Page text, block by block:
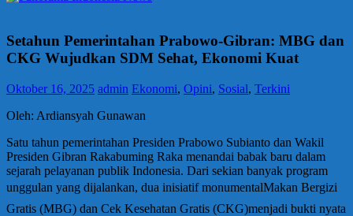
Setahun Pemerintahan Prabowo-Gibran: MBG dan
CKG Wujudkan SDM Sehat, Ekonomi Kuat
Oktober 16, 2025 admin Ekonomi, Opini, Sosial, Terkini
Oleh: Ardiansyah Gunawan
Satu tahun pemerintahan Presiden Prabowo Subianto dan Wakil
Presiden Gibran Rakabuming Raka menandai babak baru dalam
sejarah pelayanan publik Indonesia. Dari sekian banyak program
unggulan yang dijalankan, dua inisiatif monumentalMakan Bergizi
Gratis (MBG) dan Cek Kesehatan Gratis (CKG)menjadi bukti nyata